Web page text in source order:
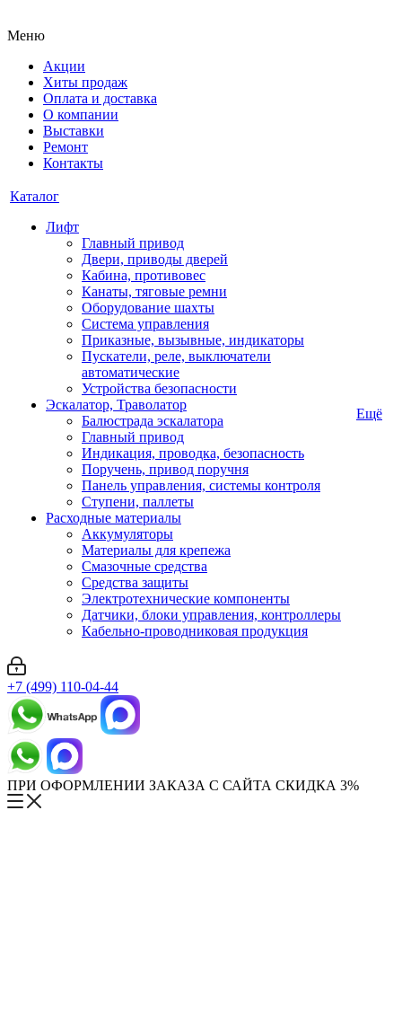
Меню
Акции
Хиты продаж
Оплата и доставка
О компании
Выставки
Ремонт
Контакты
Каталог
Лифт
Главный привод
Двери, приводы дверей
Кабина, противовес
Канаты, тяговые ремни
Оборудование шахты
Система управления
Приказные, вызывные, индикаторы
Пускатели, реле, выключатели
автоматические
Устройства безопасности
Эскалатор, Траволатор
Балюстрада эскалатора
Главный привод
Индикация, проводка, безопасность
Поручень, привод поручня
Панель управления, системы контроля
Ступени, паллеты
Расходные материалы
Аккумуляторы
Материалы для крепежа
Смазочные средства
Средства защиты
Электротехнические компоненты
Датчики, блоки управления, контроллеры
Кабельно-проводниковая продукция
Ещё
+7 (499) 110-04-44
ПРИ ОФОРМЛЕНИИ ЗАКАЗА С САЙТА СКИДКА 3%